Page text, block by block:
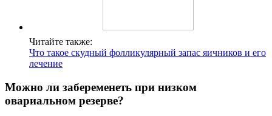
Читайте также:
Что такое скудный фолликулярный запас яичников и его
лечение
Можно ли забеременеть при низком
овариальном резерве?